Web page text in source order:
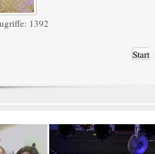
1392
Start